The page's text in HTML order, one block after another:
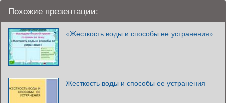
Похожие презентации:
«Жесткость воды и способы ее устранения»
Жесткость воды и способы ее устранения